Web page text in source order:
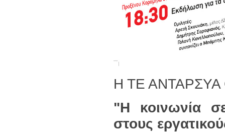
Η ΤΕ ΑΝΤΑΡΣΥΑ
"Η κοινωνία
στους